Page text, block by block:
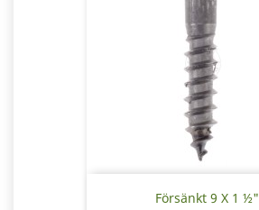
Försänkt 9 X 1 ½"